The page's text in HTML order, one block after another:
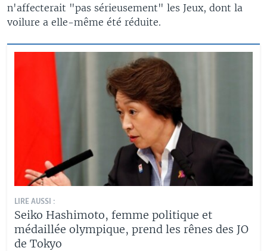
n'affecterait "pas sérieusement" les Jeux, dont la
voilure a elle-même été réduite.
LIRE AUSSI :
Seiko Hashimoto, femme politique et
médaillée olympique, prend les rênes des JO
de Tokyo